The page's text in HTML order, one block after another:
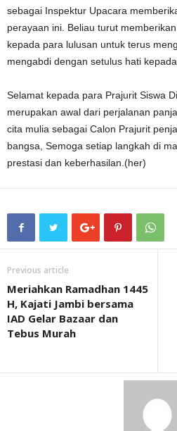
sebagai Inspektur Upacara
perayaan ini. Beliau turut
kepada para lulusan untuk terus
mengabdi dengan setulus hati
Selamat kepada para Prajurit Siswa
merupakan awal dari perjalanan
cita mulia sebagai Calon Prajurit
bangsa, Semoga setiap langkah di
prestasi dan keberhasilan.(her)
Previous article
Meriahkan Ramadhan 1445
H, Kajati Jambi bersama
IAD Gelar Bazaar dan
Tebus Murah